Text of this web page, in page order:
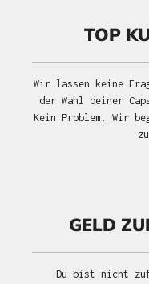
TOP
Wir lassen keine
der Wahl deiner
Kein Problem. Wir
GELD
Du bist nicht